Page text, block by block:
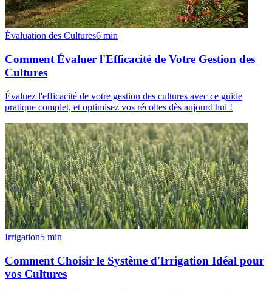
Évaluation des Cultures6 min
Comment Évaluer l'Efficacité de Votre Gestion des
Cultures
Évaluez l'efficacité de votre gestion des cultures avec ce guide
pratique complet, et optimisez vos récoltes dès aujourd'hui !
Irrigation5 min
Comment Choisir le Système d'Irrigation Idéal pour
vos Cultures